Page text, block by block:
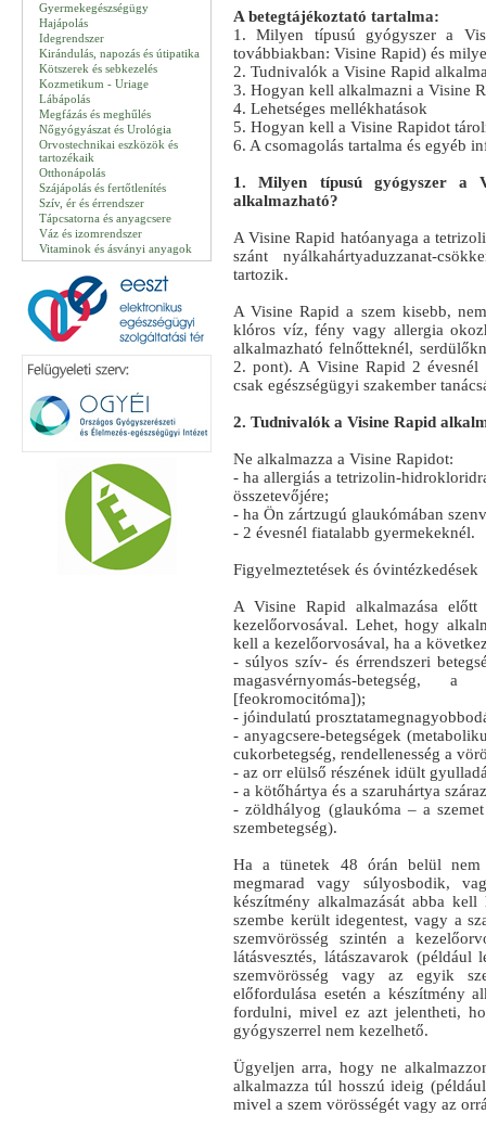
Gyermekegészségügy
Hajápolás
Idegrendszer
Kirándulás, napozás és útipatika
Kötszerek és sebkezelés
Kozmetikum - Uriage
Lábápolás
Megfázás és meghűlés
Nőgyógyászat és Urológia
Orvostechnikai eszközök és
tartozékaik
Otthonápolás
Szájápolás és fertőtlenítés
Szív, ér és érrendszer
Tápcsatorna és anyagcsere
Váz és izomrendszer
Vitaminok és ásványi anyagok
A betegtájékoztató tartalma:
1. Milyen típusú gyógyszer a
továbbiakban: Visine Rapid) és
2. Tudnivalók a Visine Rapid
3. Hogyan kell alkalmazni a Visine
4. Lehetséges mellékhatások
5. Hogyan kell a Visine Rapidot
6. A csomagolás tartalma és egyéb
1. Milyen típusú gyógyszer a
alkalmazható?
A Visine Rapid hatóanyaga a
szánt nyálkahártyaduzzanat-
tartozik.
A Visine Rapid a szem kisebb,
klóros víz, fény vagy allergia
alkalmazható felnőtteknél,
2. pont). A Visine Rapid 2 évesnél
csak egészségügyi szakember
2. Tudnivalók a Visine Rapid
Ne alkalmazza a Visine Rapidot:
- ha allergiás a tetrizolin-
összetevőjére;
- ha Ön zártzugú glaukómában
- 2 évesnél fiatalabb gyermekeknél.
Figyelmeztetések és óvintézkedések
A Visine Rapid alkalmazása előtt
kezelőorvosával. Lehet, hogy
kell a kezelőorvosával, ha a
- súlyos szív- és érrendszeri
magasvérnyomás-betegség,
[feokromocitóma]);
- jóindulatú
- anyagcsere-betegségek
cukorbetegség, rendellenesség a
- az orr elülső részének idült
- a kötőhártya és a szaruhártya
- zöldhályog (glaukóma – a
szembetegség).
Ha a tünetek 48 órán belül nem
megmarad vagy súlyosbodik,
készítmény alkalmazását abba
szembe került idegentest, vagy a
szemvörösség szintén a
látásvesztés, látászavarok
szemvörösség vagy az egyik
előfordulása esetén a készítmény
fordulni, mivel ez azt jelentheti,
gyógyszerrel nem kezelhető.
Ügyeljen arra, hogy ne
alkalmazza túl hosszú ideig
mivel a szem vörösségét vagy az